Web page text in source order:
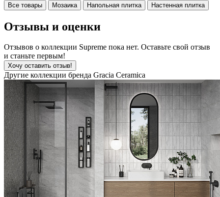
Все товары Мозаика Напольная плитка Настенная плитка
Отзывы и оценки
Отзывов о коллекции Supreme пока нет. Оставьте свой отзыв
и станьте первым!
Хочу оставить отзыв!
Другие коллекции бренда Gracia Ceramica